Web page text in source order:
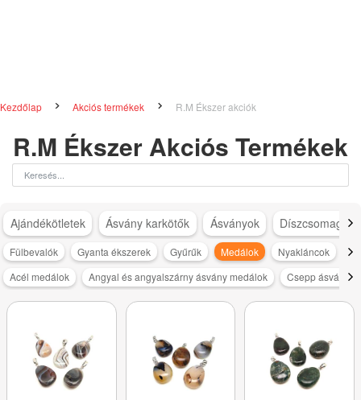
Kezdőlap Akciós termékek R.M Ékszer akciók
R.M Ékszer Akciós Termékek
Ajándékötletek Ásvány karkötők Ásványok
Fülbevalók Gyanta ékszerek Gyűrűk Medálok Nyakláncok
Acél medálok
Angyal és angyalszárny ásvány medálok Csepp ásvány